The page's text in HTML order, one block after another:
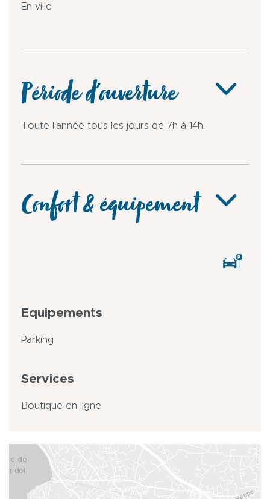
En ville
Période d'ouverture
Toute l'année tous les jours de 7h à 14h.
Confort & équipement
Equipements
Parking
Services
Boutique en ligne